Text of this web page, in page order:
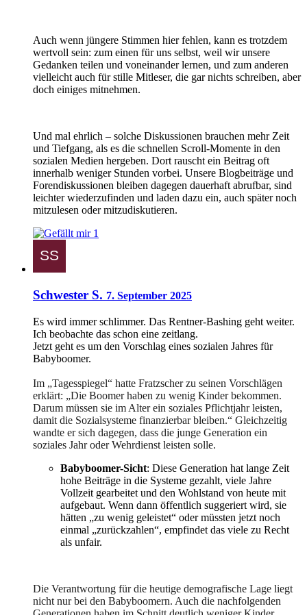
Auch wenn jüngere Stimmen hier fehlen, kann es trotzdem
wertvoll sein: zum einen für uns selbst, weil wir unsere
Gedanken teilen und voneinander lernen, und zum anderen
vielleicht auch für stille Mitleser, die gar nichts schreiben, aber
doch einiges mitnehmen.
Und mal ehrlich – solche Diskussionen brauchen mehr Zeit
und Tiefgang, als es die schnellen Scroll-Momente in den
sozialen Medien hergeben. Dort rauscht ein Beitrag oft
innerhalb weniger Stunden vorbei. Unsere Blogbeiträge und
Forendiskussionen bleiben dagegen dauerhaft abrufbar, sind
leichter wiederzufinden und laden dazu ein, auch später noch
mitzulesen oder mitzudiskutieren.
1
Schwester S. 7. September 2025
Es wird immer schlimmer. Das Rentner-Bashing geht weiter.
Ich beobachte das schon eine zeitlang.
Jetzt geht es um den Vorschlag eines sozialen Jahres für
Babyboomer.
Im „Tagesspiegel“ hatte Fratzscher zu seinen Vorschlägen
erklärt: „Die Boomer haben zu wenig Kinder bekommen.
Darum müssen sie im Alter ein soziales Pflichtjahr leisten,
damit die Sozialsysteme finanzierbar bleiben.“ Gleichzeitig
wandte er sich dagegen, dass die junge Generation ein
soziales Jahr oder Wehrdienst leisten solle.
Babyboomer-Sicht: Diese Generation hat lange Zeit
hohe Beiträge in die Systeme gezahlt, viele Jahre
Vollzeit gearbeitet und den Wohlstand von heute mit
aufgebaut. Wenn dann öffentlich suggeriert wird, sie
hätten „zu wenig geleistet“ oder müssten jetzt noch
einmal „zurückzahlen“, empfindet das viele zu Recht
als unfair.
Die Verantwortung für die heutige demografische Lage liegt
nicht nur bei den Babyboomern. Auch die nachfolgenden